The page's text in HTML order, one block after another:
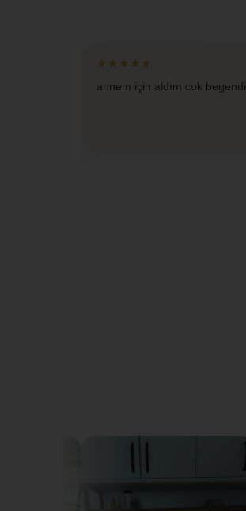
★★★★★
annem için aldım cok begendi